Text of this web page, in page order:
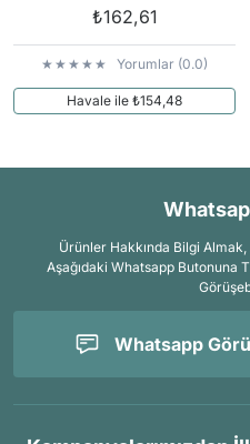
₺162,61
Yorumlar (0.0)
Havale ile ₺154,48
Ürünler Hakkında Bilgi Almak,
Aşağıdaki Whatsapp Butonuna
Whatsapp